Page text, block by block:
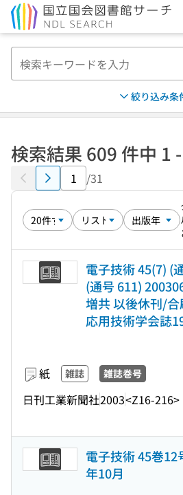
絞り込み条
検索結果 609 件中 1
/31
電子技術 45(7) (
(通号 611)
増共 以後休刊/
応用技術学会誌
紙 雑誌 雑誌巻号
日刊工業新聞社2003<Z16-216>
電子技術 45巻
年10月